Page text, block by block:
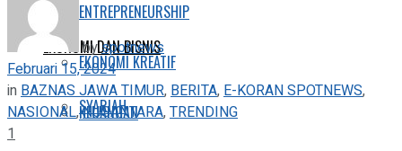
ENTREPRENEURSHIP
EKONOMI KREATIF
KEUANGAN
EKONOMI DAN BISNIS
SYARIAH
byspotnews
Februari 15, 2024
in BAZNAS JAWA TIMUR, BERITA, E-KORAN SPOTNEWS,
NASIONAL,NUSANTARA,TRENDING
1